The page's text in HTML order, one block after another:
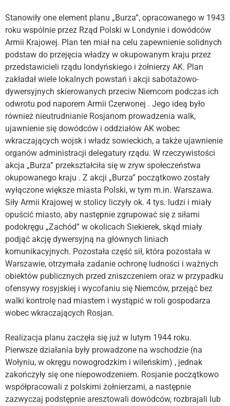
Stanowiły one element planu „Burza”, opracowanego w 1943
roku wspólnie przez Rząd Polski w Londynie i dowódców
Armii Krajowej. Plan ten miał na celu zapewnienie solidnych
podstaw do przejęcia władzy w okupowanym kraju przez
przedstawicieli rządu londyńskiego i żołnierzy AK. Plan
zakładał wiele lokalnych powstań i akcji sabotażowo-
dywersyjnych skierowanych przeciw Niemcom podczas ich
odwrotu pod naporem Armii Czerwonej . Jego ideą było
również nieutrudnianie Rosjanom prowadzenia walk,
ujawnienie się dowódców i oddziałów AK wobec
wkraczających wojsk i władz sowieckich, a także ujawnienie
organów administracji delegatury rządu. W rzeczywistości
akcja „Burza” przekształciła się w zryw społeczeństwa
okupowanego kraju . Z akcji „Burza” początkowo zostały
wyłączone większe miasta Polski, w tym m.in. Warszawa.
Siły Armii Krajowej w stolicy liczyły ok. 4 tys. ludzi i miały
opuścić miasto, aby następnie zgrupować się z siłami
podokręgu „Zachód” w okolicach Siekierek, skąd miały
podjąć akcję dywersyjną na głównych liniach
komunikacyjnych. Pozostała część sił, która pozostała w
Warszawie, otrzymała zadanie ochronę ludności i ważnych
obiektów publicznych przed zniszczeniem oraz w przypadku
ofensywy rosyjskiej i wycofaniu się Niemców, przejąć bez
walki kontrolę nad miastem i wystąpić w roli gospodarza
wobec wkraczających Rosjan.
Realizacja planu zaczęła się już w lutym 1944 roku.
Pierwsze działania były prowadzone na wschodzie (na
Wołyniu, w okręgu nowogrodzkim i wileńskim) , jednak
zakończyły się one niepowodzeniem. Rosjanie początkowo
współpracowali z polskimi żołnierzami, a następnie
zazwyczaj podstępnie aresztowali dowódców, rozbrajali lub